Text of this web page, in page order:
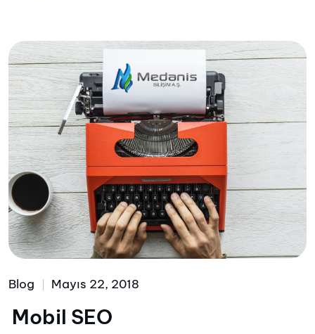
Blog Mayıs 22, 2018
Mobil SEO